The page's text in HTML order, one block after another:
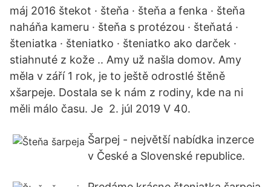
máj 2016 štekot · šteňa · šteňa a fenka · šteňa
naháňa kameru · šteňa s protézou · šteňatá ·
šteniatka · šteniatko · šteniatko ako darček ·
stiahnuté z kože .. Amy už našla domov. Amy
měla v září 1 rok, je to ještě odrostlé štěně
xšarpeje. Dostala se k nám z rodiny, kde na ni
měli málo času. Je 2. júl 2019 V 40.
Šarpej - největší nabídka inzerce
v České a Slovenské republice.